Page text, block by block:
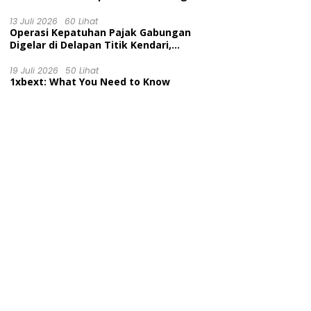
Penetapan Tersangka Dr. Ruksamin
Dinilai Prematur
13 Juli 2026 60 Lihat
Operasi Kepatuhan Pajak Gabungan
Digelar di Delapan Titik Kendari,
dan Tertib Berlalu Lintas
19 Juli 2026 50 Lihat
1xbext: What You Need to Know